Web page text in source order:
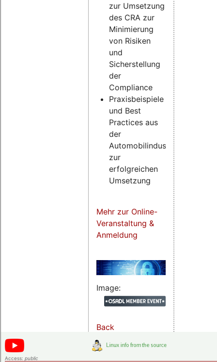
zur Umsetzung
des CRA zur
Minimierung
von Risiken
und
Sicherstellung
der
Compliance
Praxisbeispiele
und Best
Practices aus
der
Automobilindustrie
zur
erfolgreichen
Umsetzung
Mehr zur Online-
Veranstaltung &
Anmeldung
Image:
Back
Access: public